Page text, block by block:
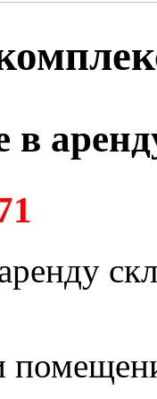
в